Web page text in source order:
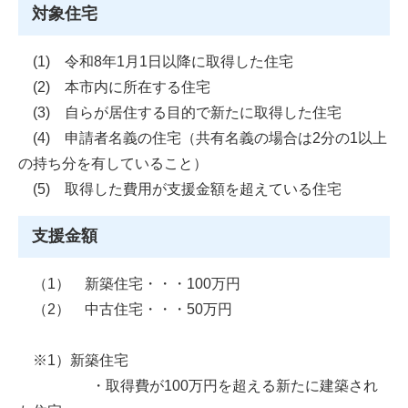
対象住宅
(1) 令和8年1月1日以降に取得した住宅
(2) 本市内に所在する住宅
(3) 自らが居住する目的で新たに取得した住宅
(4) 申請者名義の住宅（共有名義の場合は2分の1以上
の持ち分を有していること）
(5) 取得した費用が支援金額を超えている住宅
支援金額
（1） 新築住宅・・・100万円
（2） 中古住宅・・・50万円
※1）新築住宅
・取得費が100万円を超える新たに建築され